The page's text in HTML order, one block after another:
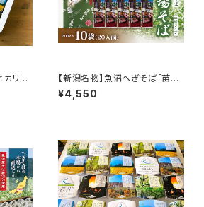
リの
6個
【新潟名物】魚沼へぎそば「苗場
そば」平打ち 10袋入り 国産そば
粉100％使用 化粧箱
¥4,550